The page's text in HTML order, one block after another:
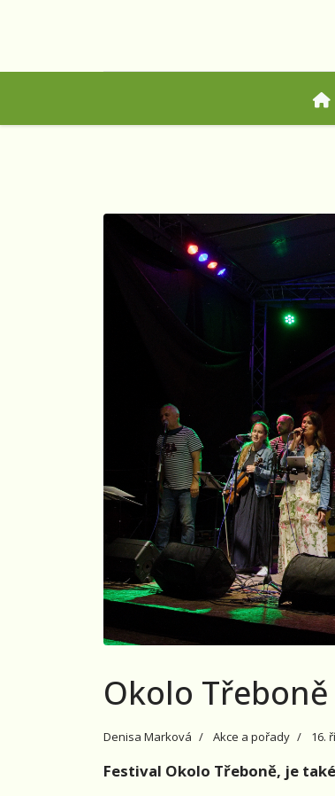
Okolo
Denisa Marková Akce a pořady 16.
Festival Okolo Třeboně, je